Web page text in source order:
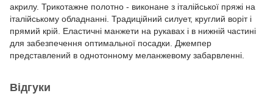
акрилу. Трикотажне полотно - виконане з італійської пряжі на
італійському обладнанні. Традиційний силует, круглий воріт і
прямий крій. Еластичні манжети на рукавах і в нижній частині
для забезпечення оптимальної посадки. Джемпер
представлений в однотонному меланжевому забарвленні.
Відгуки